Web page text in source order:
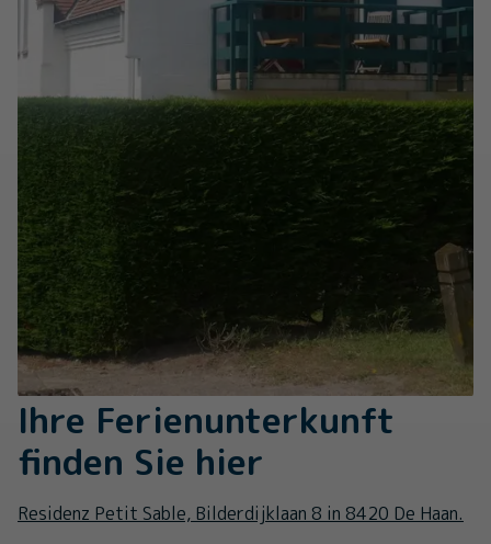
Ihre Ferienunterkunft
finden Sie hier
Residenz Petit Sable, Bilderdijklaan 8 in 8420 De Haan.